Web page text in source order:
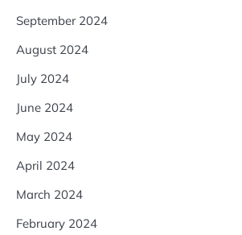
September 2024
August 2024
July 2024
June 2024
May 2024
April 2024
March 2024
February 2024